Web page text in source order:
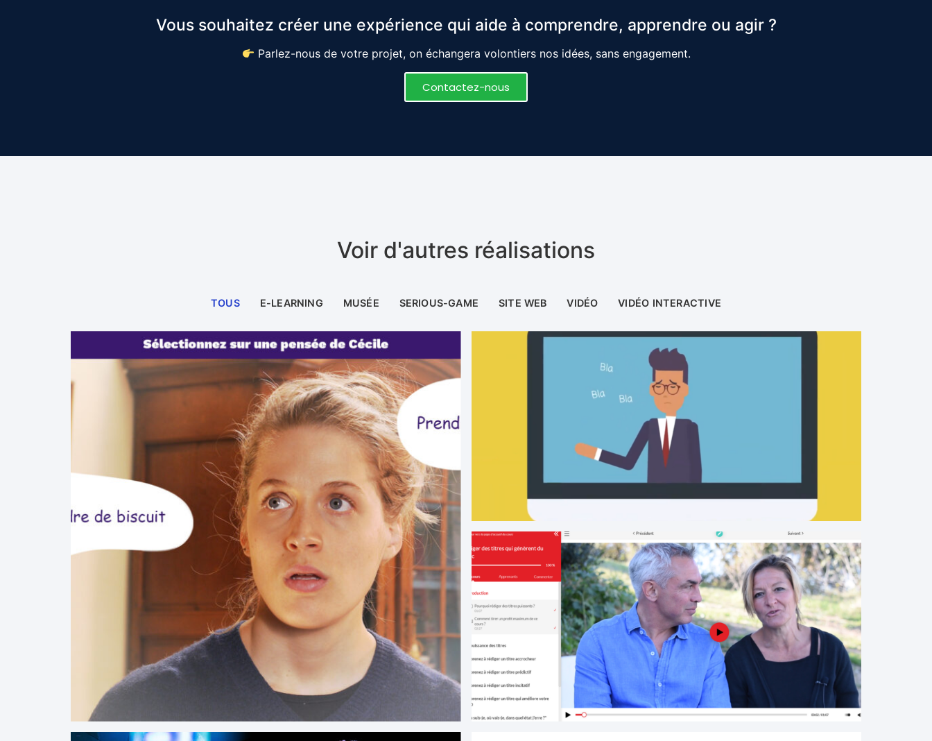
Vous souhaitez créer une expérience qui aide à comprendre, apprendre ou agir ?
Parlez-nous de votre projet, on échangera volontiers nos idées, sans engagement.
Contactez-nous
Voir d'autres réalisations
TOUS E-LEARNING MUSÉE SERIOUS-GAME SITE WEB VIDÉO VIDÉO INTERACTIVE